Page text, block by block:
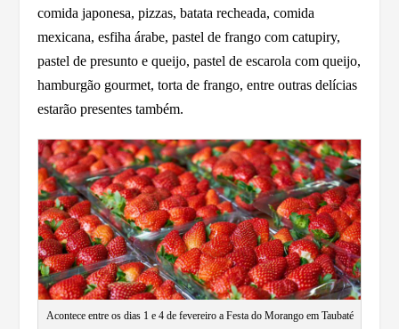
comida japonesa, pizzas, batata recheada, comida
mexicana, esfiha árabe, pastel de frango com catupiry,
pastel de presunto e queijo, pastel de escarola com queijo,
hamburgão gourmet, torta de frango, entre outras delícias
estarão presentes também.
Acontece entre os dias 1 e 4 de fevereiro a Festa do Morango em Taubaté